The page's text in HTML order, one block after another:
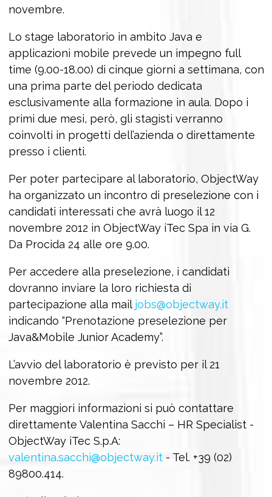
novembre.
Lo stage laboratorio in ambito Java e
applicazioni mobile prevede un impegno full
time (9.00-18.00) di cinque giorni a settimana, con
una prima parte del periodo dedicata
esclusivamente alla formazione in aula. Dopo i
primi due mesi, però, gli stagisti verranno
coinvolti in progetti dell’azienda o direttamente
presso i clienti.
Per poter partecipare al laboratorio, ObjectWay
ha organizzato un incontro di preselezione con i
candidati interessati che avrà luogo il 12
novembre 2012 in ObjectWay iTec Spa in via G.
Da Procida 24 alle ore 9.00.
Per accedere alla preselezione, i candidati
dovranno inviare la loro richiesta di
partecipazione alla mail jobs@objectway.it
indicando “Prenotazione preselezione per
Java&Mobile Junior Academy”.
L’avvio del laboratorio è previsto per il 21
novembre 2012.
Per maggiori informazioni si può contattare
direttamente Valentina Sacchi – HR Specialist -
ObjectWay iTec S.p.A:
valentina.sacchi@objectway.it- Tel. +39 (02)
89800.414.